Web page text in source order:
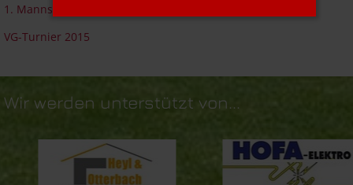
1. Mannschaft 17/18
VG-Turnier 2015
Wir werden unterstützt von...